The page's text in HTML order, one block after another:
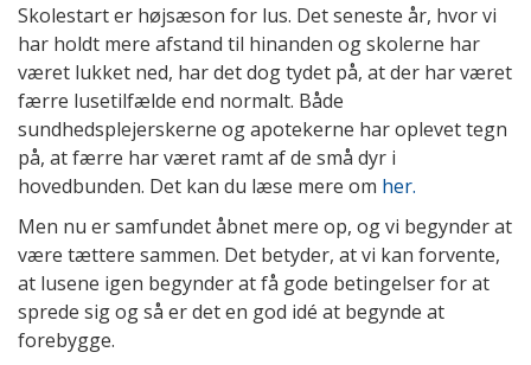
Skolestart er højsæson for lus. Det seneste år, hvor vi
har holdt mere afstand til hinanden og skolerne har
været lukket ned, har det dog tydet på, at der har været
færre lusetilfælde end normalt. Både
sundhedsplejerskerne og apotekerne har oplevet tegn
på, at færre har været ramt af de små dyr i
hovedbunden. Det kan du læse mere om her.
Men nu er samfundet åbnet mere op, og vi begynder at
være tættere sammen. Det betyder, at vi kan forvente,
at lusene igen begynder at få gode betingelser for at
sprede sig og så er det en god idé at begynde at
forebygge.